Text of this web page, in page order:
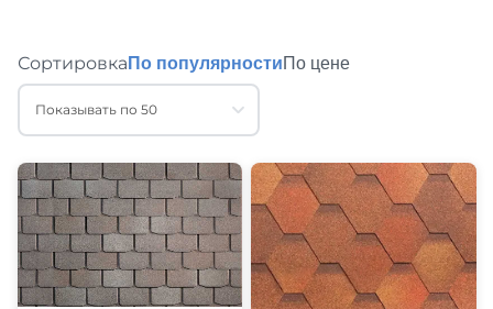
Сортировка По популярностиПо цене
Показывать по 50